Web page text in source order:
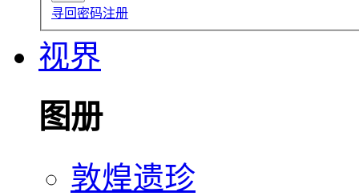
寻回密码注册
视界
图册
敦煌遗珍